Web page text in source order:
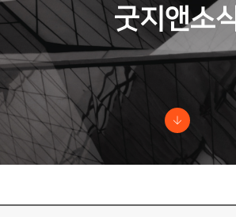
굿지앤소식